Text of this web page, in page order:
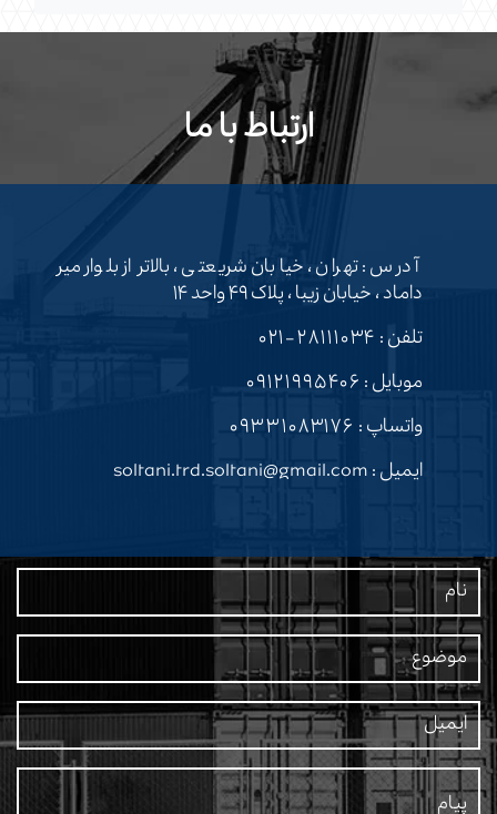
ارتباط با ما
آدرس : تهران ، خیابان شریعتی ، بالاتر از بلوار میر
داماد ، خیابان زیبا ، پلاک ۴۹ واحد ۱۴
تلفن : ۲۸۱۱۱۰۳۴-۰۲۱
موبایل : ۰۹۱۲۱۹۹۵۴۰۶
واتساپ : ۰۹۳۳۱۰۸۳۱۷۶
ایمیل : soltani.trd.soltani@gmail.com